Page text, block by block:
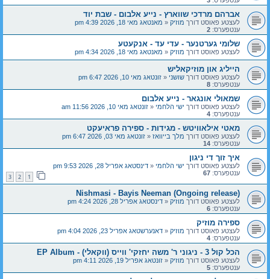
אברהם מרדכי שווארץ - נייע אלבום - שבת יוד
לעצטע פאוסט דורך מוזיק « מאנטאג מאי 18, 2026 4:39 pm
ענטפערס: 2
שלומי גערטנער - עדי עד - אנקעטע
לעצטע פאוסט דורך מוזיק « מאנטאג מאי 18, 2026 4:34 pm
הייליג און מוזיקאליש
לעצטע פאוסט דורך שושני « זונטאג מאי 10, 2026 6:47 pm
ענטפערס: 8
שמאולי אונגאר - נייע אלבום
לעצטע פאוסט דורך ישי הלחמי « זונטאג מאי 10, 2026 11:56 am
ענטפערס: 4
מאטי אילאוויטש - מגידות - ספירה פראיעקט
לעצטע פאוסט דורך מלך בייוואז « זונטאג מאי 03, 2026 6:47 pm
ענטפערס: 14
איך זוך די ניגון
לעצטע פאוסט דורך ישי הלחמי « דינסטאג אפריל 28, 2026 9:53 pm
ענטפערס: 67
1
2
3
Nishmasi - Bayis Neeman (Ongoing release)
לעצטע פאוסט דורך מוזיק « דינסטאג אפריל 28, 2026 4:24 pm
ענטפערס: 6
ספירה מוזיק
לעצטע פאוסט דורך מוזיק « דאנערשטאג אפריל 23, 2026 4:04 pm
ענטפערס: 4
הכל קול 3 - ניגוני ר' משה יחזקי' ווייס (ווקאלי) - EP Album
לעצטע פאוסט דורך מוזיק « זונטאג אפריל 19, 2026 4:11 pm
ענטפערס: 5